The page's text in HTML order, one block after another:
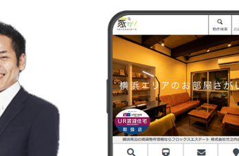
WEB制作事業部
第三チーム
柿澤 佑蔵
このスタッフを知る